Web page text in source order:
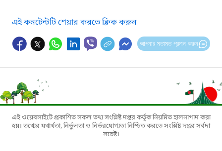
এই কনটেন্টটি শেয়ার করতে ক্লিক করুন
আপনার মতামত প্রদান করুন
এই ওয়েবসাইটে প্রকাশিত সকল তথ্য সংশ্লিষ্ট দপ্তর কর্তৃক নিয়মিত হালনাগাদ করা
হয়। তথ্যের যথার্থতা, নির্ভুলতা ও নির্ভরযোগ্যতা নিশ্চিত করতে সংশ্লিষ্ট দপ্তর সর্বদা
সচেষ্ট।